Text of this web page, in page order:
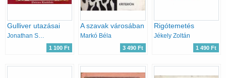
Gulliver utazásai
Jonathan Swfit
1 100 Ft
A szavak városában
Markó Béla
3 490 Ft
Rigótemetés
Jékely Zoltán
1 490 Ft